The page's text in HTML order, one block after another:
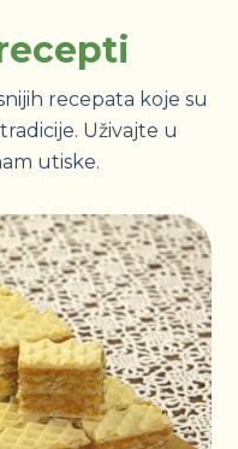
recepata koje su
Uživajte u
utiske.